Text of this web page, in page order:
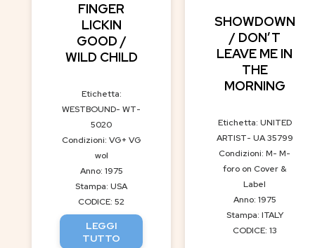
FINGER
LICKIN
GOOD /
WILD CHILD
Etichetta:
WESTBOUND- WT-
5020
Condizioni: VG+ VG
wol
Anno: 1975
Stampa: USA
CODICE: 52
LEGGI
TUTTO
SHOWDOWN
/ DON’T
LEAVE ME IN
THE
MORNING
Etichetta: UNITED
ARTIST- UA 35799
Condizioni: M- M-
foro on Cover &
Label
Anno: 1975
Stampa: ITALY
CODICE: 13